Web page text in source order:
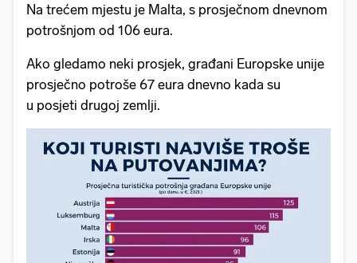
Na trećem mjestu je Malta, s prosječnom dnevnom
potrošnjom od 106 eura.
Ako gledamo neki prosjek, građani Europske unije
prosječno potroše 67 eura dnevno kada su
u posjeti drugoj zemlji.